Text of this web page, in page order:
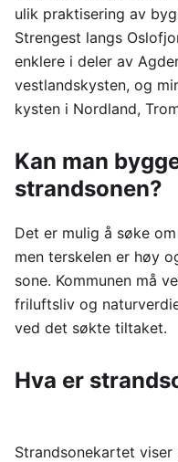
ulik praktisering av
Strengest langs
enklere i deler av
vestlandskysten, og
kysten i Nordland,
Kan man
strandsonen?
Det er mulig å søke om
men terskelen er høy
sone. Kommunen må
friluftsliv og
ved det søkte tiltaket.
Hva er
Strandsonekartet viser